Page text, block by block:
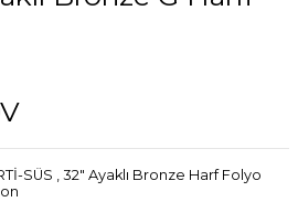
SÜS , 32″ Ayaklı Bronze Harf Folyo